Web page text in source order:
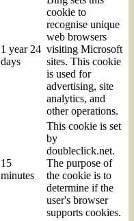
1 year 24
days
cookie to
recognise unique
web browsers
visiting Microsoft
sites. This cookie
is used for
advertising, site
analytics, and
other operations.
15
minutes
This cookie is set
by
doubleclick.net.
The purpose of
the cookie is to
determine if the
user's browser
supports cookies.